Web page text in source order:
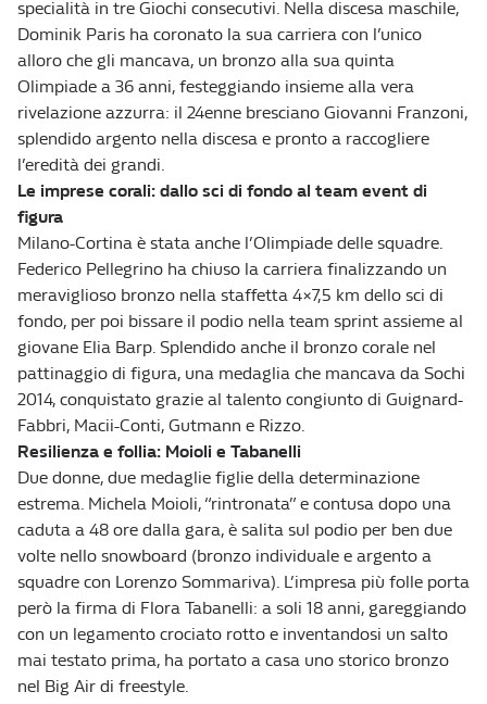
specialità in tre Giochi consecutivi. Nella discesa maschile,
Dominik Paris ha coronato la sua carriera con l’unico
alloro che gli mancava, un bronzo alla sua quinta
Olimpiade a 36 anni, festeggiando insieme alla vera
rivelazione azzurra: il 24enne bresciano Giovanni Franzoni,
splendido argento nella discesa e pronto a raccogliere
l’eredità dei grandi.
Le imprese corali: dallo sci di fondo al team event di
figura
Milano-Cortina è stata anche l’Olimpiade delle squadre.
Federico Pellegrino ha chiuso la carriera finalizzando un
meraviglioso bronzo nella staffetta 4×7,5 km dello sci di
fondo, per poi bissare il podio nella team sprint assieme al
giovane Elia Barp. Splendido anche il bronzo corale nel
pattinaggio di figura, una medaglia che mancava da Sochi
2014, conquistato grazie al talento congiunto di Guignard-
Fabbri, Macii-Conti, Gutmann e Rizzo.
Resilienza e follia: Moioli e Tabanelli
Due donne, due medaglie figlie della determinazione
estrema. Michela Moioli, “rintronata” e contusa dopo una
caduta a 48 ore dalla gara, è salita sul podio per ben due
volte nello snowboard (bronzo individuale e argento a
squadre con Lorenzo Sommariva). L’impresa più folle porta
però la firma di Flora Tabanelli: a soli 18 anni, gareggiando
con un legamento crociato rotto e inventandosi un salto
mai testato prima, ha portato a casa uno storico bronzo
nel Big Air di freestyle.